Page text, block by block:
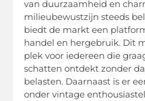
van duurzaamheid en
milieubewustzijn steeds
biedt de markt een
handel en hergebruik. Dit
plek voor iedereen die
schatten ontdekt zonder
belasten. Daarnaast is er
onder vintage